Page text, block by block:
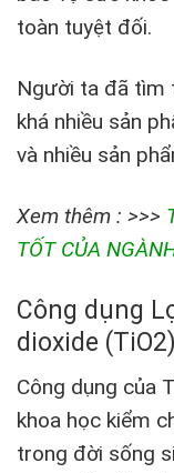
toàn tuyệt đối.
Người ta đã tìm
khá nhiều sản
và nhiều sản
Xem thêm : >>>
TỐT CỦA
Công dụng
dioxide
Công dụng của
khoa học kiểm
trong đời sống